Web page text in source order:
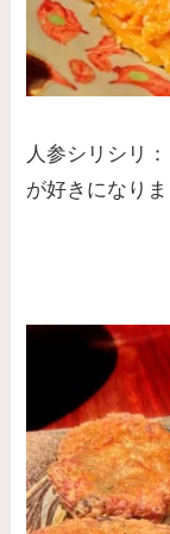
人参シリシリ
が好きになりま